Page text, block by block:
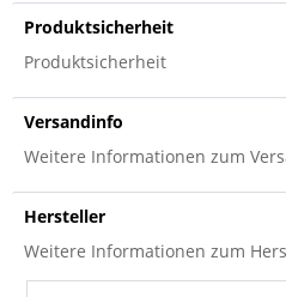
Produktsicherheit
Produktsicherheit
Versandinfo
Weitere Informationen zum
Hersteller
Weitere Informationen zum